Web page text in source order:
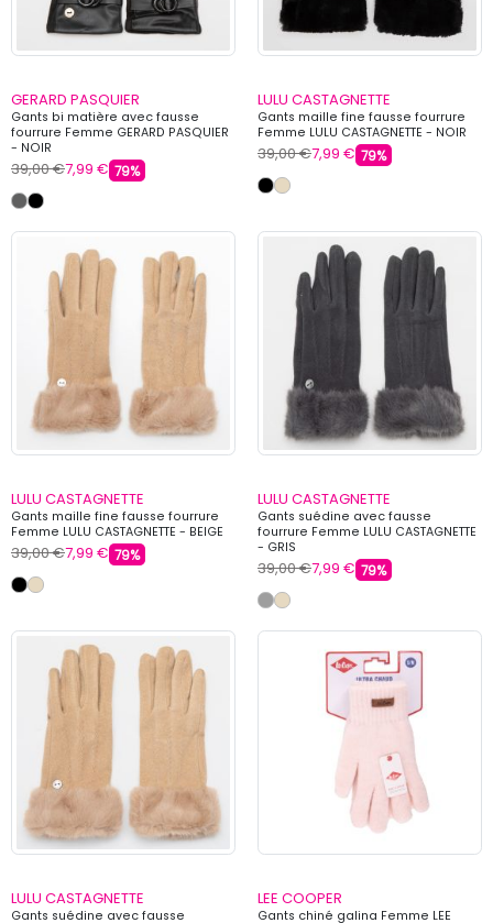
GERARD PASQUIER
Gants bi matière avec fausse
fourrure Femme GERARD PASQUIER
- NOIR
39,00 €7,99 € 79%
LULU CASTAGNETTE
Gants maille fine fausse fourrure
Femme LULU CASTAGNETTE - NOIR
39,00 €7,99 € 79%
LULU CASTAGNETTE
Gants maille fine fausse fourrure
Femme LULU CASTAGNETTE - BEIGE
39,00 €7,99 € 79%
LULU CASTAGNETTE
Gants suédine avec fausse
fourrure Femme LULU CASTAGNETTE
- GRIS
39,00 €7,99 € 79%
LULU CASTAGNETTE
Gants suédine avec fausse
LEE COOPER
Gants chiné galina Femme LEE